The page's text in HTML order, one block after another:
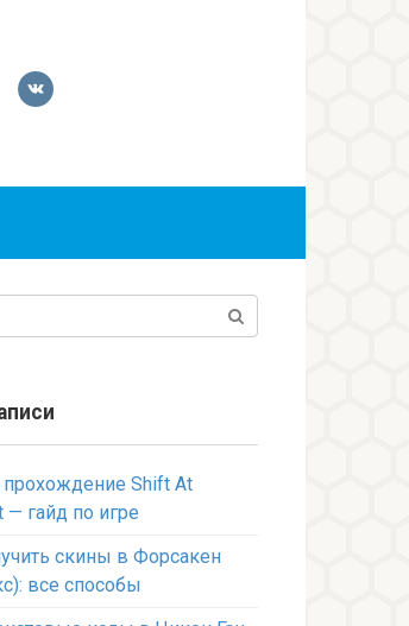
Shift At
— гайд по игре
скины в Форсакен
все способы